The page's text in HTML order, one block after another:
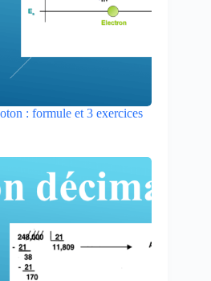
: formule et 3 exercices